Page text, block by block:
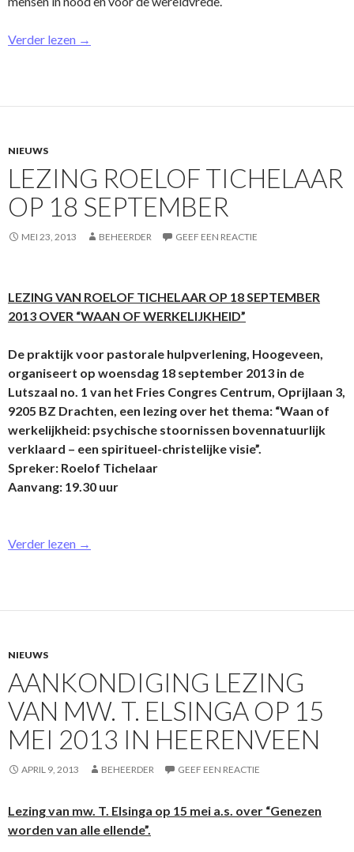
Verder lezen →
NIEUWS
LEZING ROELOF TICHELAAR
OP 18 SEPTEMBER
MEI 23, 2013 BEHEERDER GEEF EEN REACTIE
LEZING VAN ROELOF TICHELAAR OP 18 SEPTEMBER
2013 OVER “WAAN OF WERKELIJKHEID”
De praktijk voor pastorale hulpverlening, Hoogeveen,
organiseert op woensdag 18 september 2013 in de
Lutszaal no. 1 van het Fries Congres Centrum, Oprijlaan 3,
9205 BZ Drachten, een lezing over het thema: “Waan of
werkelijkheid: psychische stoornissen bovennatuurlijk
verklaard – een spiritueel-christelijke visie”.
Spreker: Roelof Tichelaar
Aanvang: 19.30 uur
Verder lezen →
NIEUWS
AANKONDIGING LEZING
VAN MW. T. ELSINGA OP 15
MEI 2013 IN HEERENVEEN
APRIL 9, 2013 BEHEERDER GEEF EEN REACTIE
Lezing van mw. T. Elsinga op 15 mei a.s. over “Genezen
worden van alle ellende”.